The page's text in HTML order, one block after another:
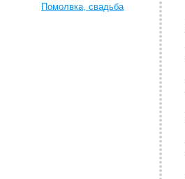
Помолвка, свадьба